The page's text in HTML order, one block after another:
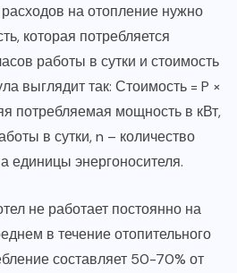
на отопление нужно
которая потребляется
работы в сутки и стоимость
выглядит так: Стоимость = P ×
потребляемая мощность в кВт,
в сутки, n – количество
единицы энергоносителя.
не работает постоянно на
в течение отопительного
составляет 50-70% от